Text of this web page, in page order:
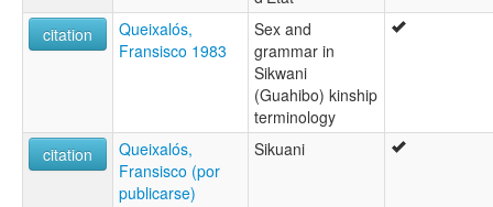
citation
Queixalós,
Fransisco 1983
Sex and
grammar in
Sikwani
(Guahibo) kinship
terminology
citation
Queixalós,
Fransisco (por
publicarse)
Sikuani